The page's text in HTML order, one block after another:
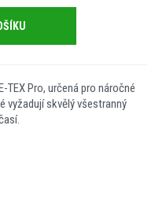
TEX Pro, určená pro náročné
vyžadují skvělý všestranný